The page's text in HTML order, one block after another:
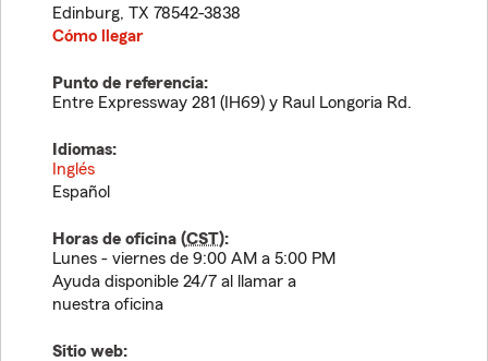
Edinburg, TX 78542-3838
Cómo llegar
Punto de referencia:
Entre Expressway 281 (IH69) y Raul Longoria Rd.
Idiomas:
Inglés
Español
Horas de oficina (CST):
Lunes - viernes de 9:00 AM a 5:00 PM
Ayuda disponible 24/7 al llamar a
nuestra oficina
Sitio web: